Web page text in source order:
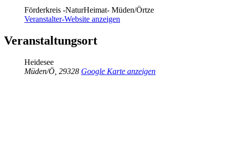
Förderkreis -NaturHeimat- Müden/Örtze
Veranstalter-Website anzeigen
Veranstaltungsort
Heidesee
Müden/Ö 29328 Google Karte anzeigen